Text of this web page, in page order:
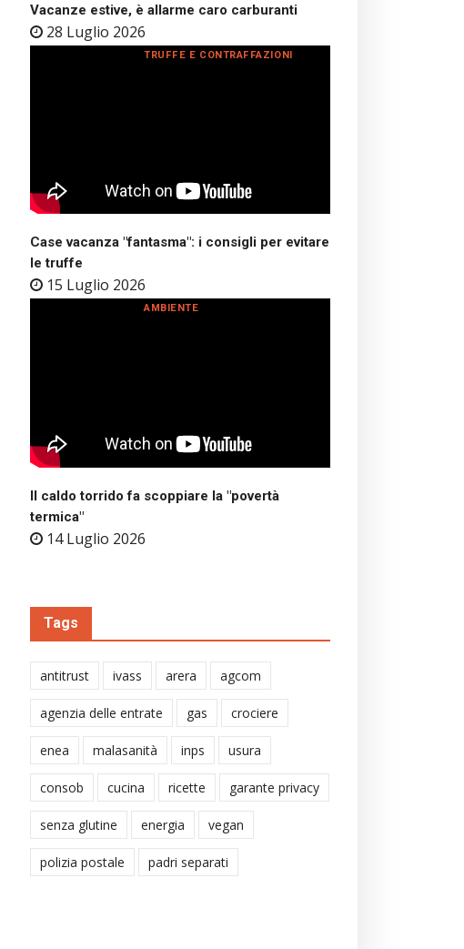
Vacanze estive, è allarme caro carburanti
28 Luglio 2026
Case vacanza "fantasma": i consigli per evitare
le truffe
15 Luglio 2026
TRUFFE E CONTRAFFAZIONI
Il caldo torrido fa scoppiare la "povertà
termica"
14 Luglio 2026
AMBIENTE
Tags
antitrust ivass arera agcom
agenzia delle entrate gas crociere
enea malasanità inps usura
consob cucina ricette garante privacy
senza glutine energia vegan
polizia postale padri separati